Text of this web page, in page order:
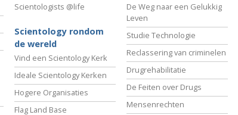
Scientologists @life
Scientology rondom
de wereld
Vind een Scientology Kerk
Ideale Scientology Kerken
Hogere Organisaties
Flag Land Base
De Weg naar een Gelukkig
Leven
Studie Technologie
Reclassering van criminelen
Drugrehabilitatie
De Feiten over Drugs
Mensenrechten